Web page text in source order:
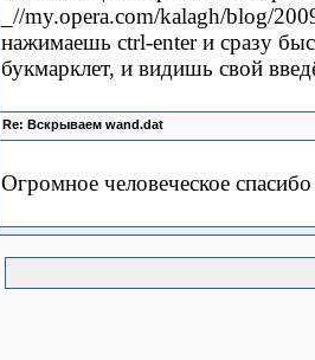
_//my.opera.com/kalagh/blog/
нажимаешь ctrl-enter и сразу
букмарклет, и видишь свой
Re: Вскрываем wand.dat
Огромное человеческое